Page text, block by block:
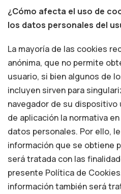
¿Cómo afecta el uso de
los datos personales del
La mayoría de las cookies
anónima, que no permite
usuario, si bien algunos de
incluyen sirven para
navegador de su
de aplicación la normativa
datos personales. Por ello,
información que se obtiene
será tratada con las
presente Política de
información también será